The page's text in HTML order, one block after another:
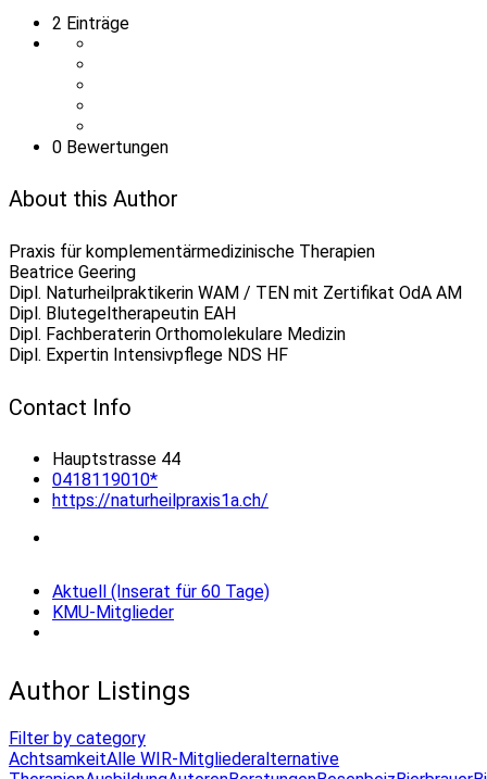
2 Einträge
0 Bewertungen
About this Author
Praxis für komplementärmedizinische Therapien
Beatrice Geering
Dipl. Naturheilpraktikerin WAM / TEN mit Zertifikat OdA AM
Dipl. Blutegeltherapeutin EAH
Dipl. Fachberaterin Orthomolekulare Medizin
Dipl. Expertin Intensivpflege NDS HF
Contact Info
Hauptstrasse 44
0418119010*
https://naturheilpraxis1a.ch/
Aktuell (Inserat für 60 Tage)
KMU-Mitglieder
Author Listings
Filter by category
AchtsamkeitAlle WIR-Mitgliederalternative